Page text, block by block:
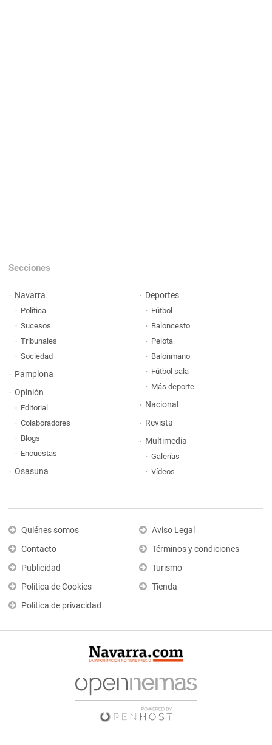
Secciones
Navarra
Política
Sucesos
Tribunales
Sociedad
Pamplona
Opinión
Editorial
Colaboradores
Blogs
Encuestas
Osasuna
Deportes
Fútbol
Baloncesto
Pelota
Balonmano
Fútbol sala
Más deporte
Nacional
Revista
Multimedia
Galerías
Vídeos
Quiénes somos
Contacto
Publicidad
Política de Cookies
Política de privacidad
Aviso Legal
Términos y condiciones
Turismo
Tienda